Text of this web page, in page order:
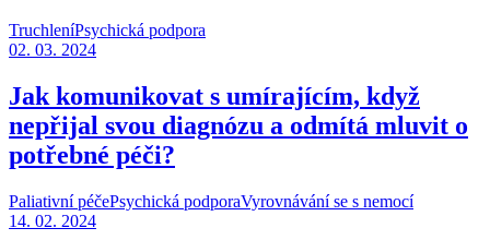
TruchleníPsychická podpora
02. 03. 2024
Jak komunikovat s umírajícím, když
nepřijal svou diagnózu a odmítá mluvit o
potřebné péči?
Paliativní péčePsychická podporaVyrovnávání se s nemocí
14. 02. 2024